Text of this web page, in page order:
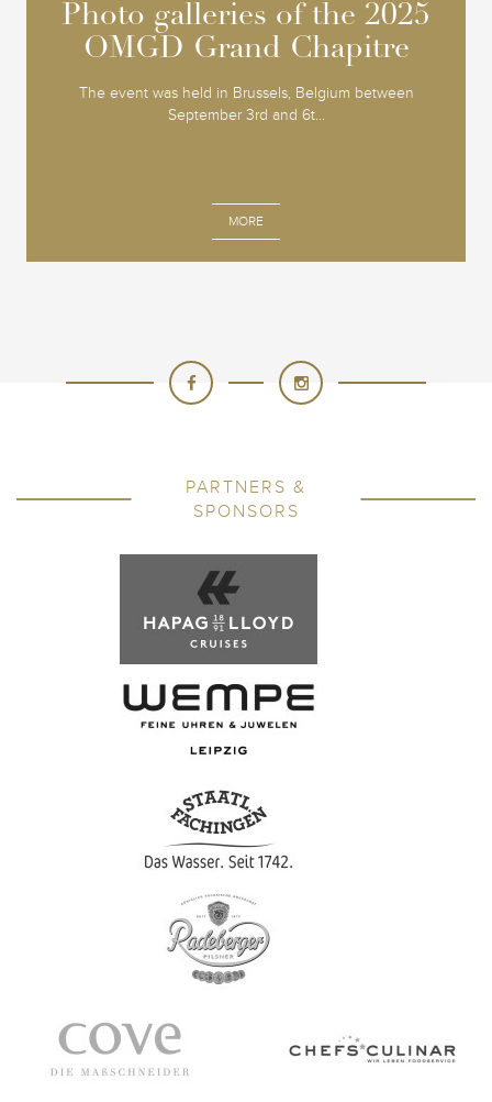
Photo galleries of the 2025
OMGD Grand Chapitre
The event was held in Brussels, Belgium between
September 3rd and 6t...
MORE
Photo galleries of the 2025
OMGD Grand Chapitre
PARTNERS &
SPONSORS